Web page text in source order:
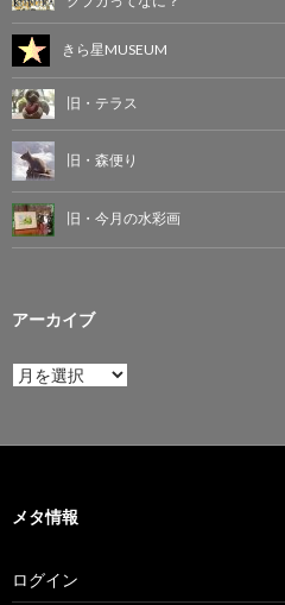
きら星MUSEUM
旧・テラス
旧・森便り
旧・今月の水彩画
アーカイブ
ア
メタ情報
ログイン